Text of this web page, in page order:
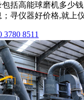
括高能球磨机多少
寻仪器好价格,就上仪
8511